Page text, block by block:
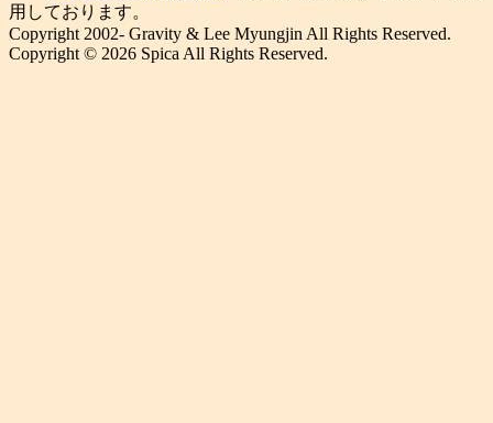
用しております。
Copyright 2002- Gravity & Lee Myungjin All Rights Reserved.
Copyright © 2026 Spica All Rights Reserved.